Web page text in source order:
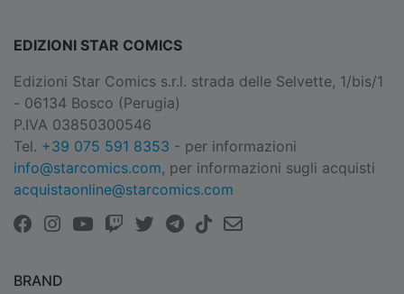
EDIZIONI STAR COMICS
Edizioni Star Comics s.r.l. strada delle Selvette, 1/bis/1
- 06134 Bosco (Perugia)
P.IVA 03850300546
Tel. +39 075 591 8353 - per informazioni
info@starcomics.com, per informazioni sugli acquisti
acquistaonline@starcomics.com
BRAND